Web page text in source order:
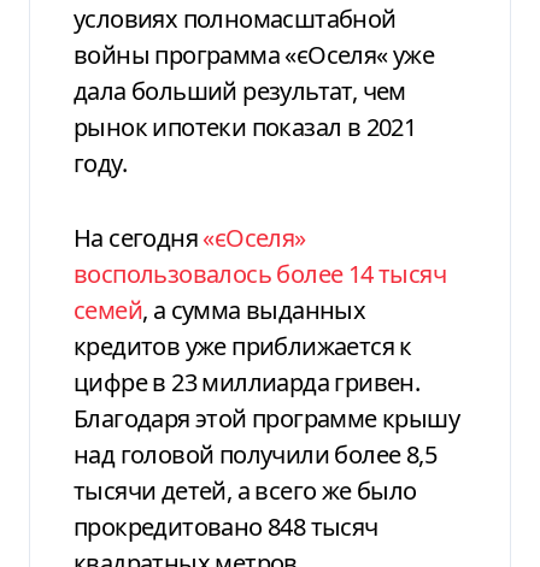
условиях полномасштабной
войны программа «єОселя«уже
дала больший результат, чем
рынок ипотеки показал в 2021
году.
На сегодня«єОселя»
воспользовалось более 14 тысяч
семей, а сумма выданных
кредитов уже приближается к
цифре в 23 миллиарда гривен.
Благодаря этой программе крышу
над головой получили более 8,5
тысячи детей, а всего же было
прокредитовано 848 тысяч